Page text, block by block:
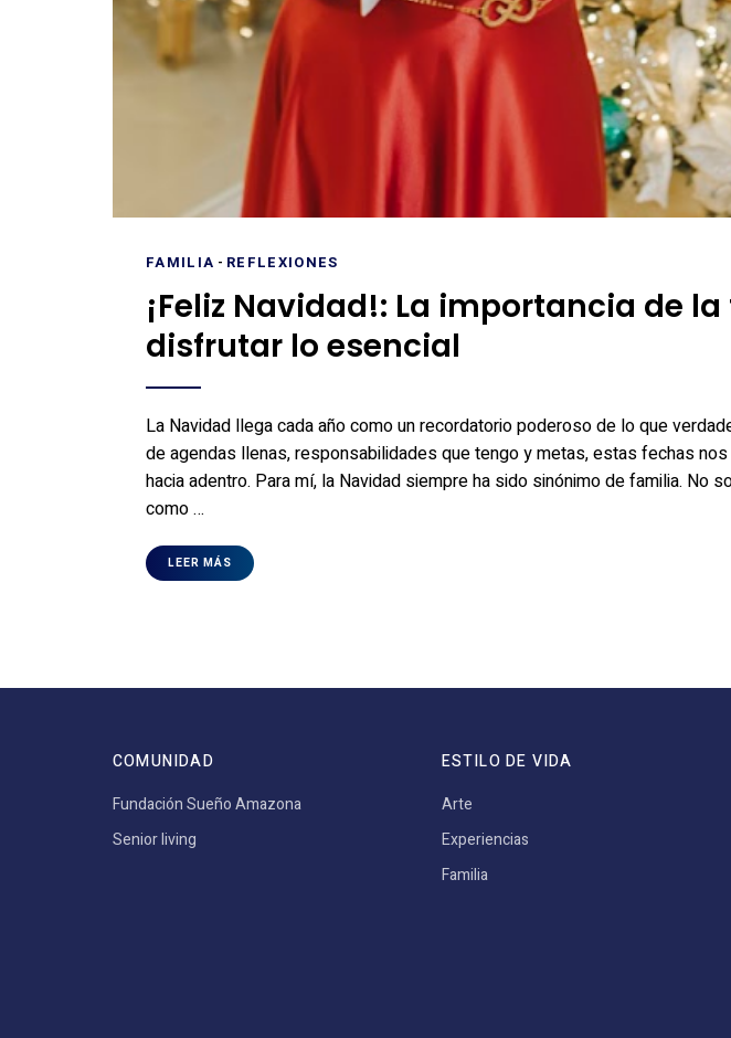
FAMILIA - REFLEXIONES
¡Feliz Navidad!: La importancia de
disfrutar lo esencial
La Navidad llega cada año como un recordatorio poderoso de lo que
de agendas llenas, responsabilidades que tengo y metas, estas fechas
hacia adentro. Para mí, la Navidad siempre ha sido sinónimo de familia. No
como …
LEER MÁS
COMUNIDAD
Fundación Sueño Amazona
Senior living
ESTILO DE VIDA
Arte
Experiencias
Familia